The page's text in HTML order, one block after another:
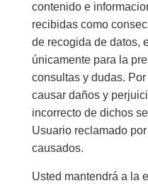
contenido e
recibidas como
de recogida de datos,
únicamente para la
consultas y dudas.
causar daños y
incorrecto de dichos
Usuario reclamado
causados.
Usted mantendrá a la